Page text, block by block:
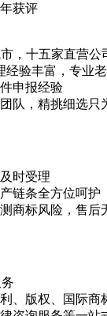
获评
，十五家直营公
经验丰富，专业
申报经验
队，精挑细选只
时受理
链条全方位呵护
商标风险，售后
、版权、国际商